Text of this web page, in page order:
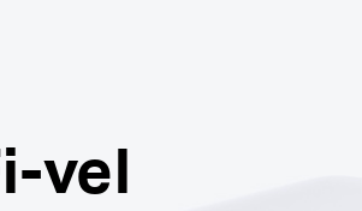
vel